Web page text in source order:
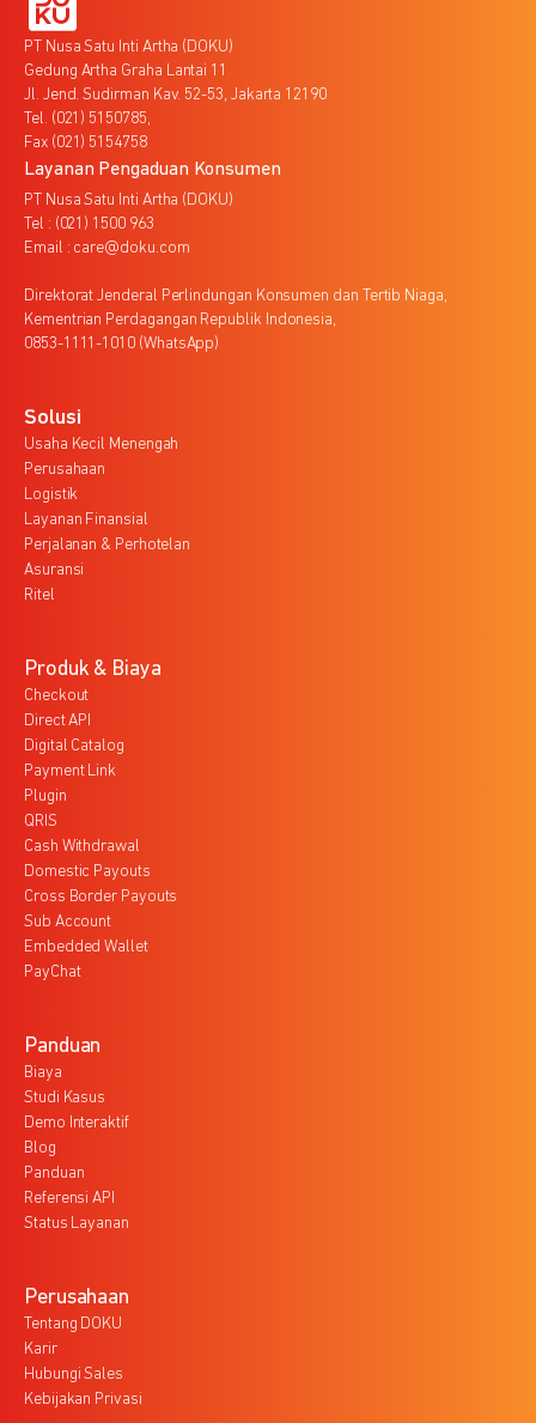
PT Nusa Satu Inti Artha (DOKU)
Gedung Artha Graha Lantai 11
Jl. Jend. Sudirman Kav. 52-53, Jakarta 12190
Tel. (021) 5150785,
Fax (021) 5154758
Layanan Pengaduan Konsumen
PT Nusa Satu Inti Artha (DOKU)
Tel : (021) 1500 963
Email : care@doku.com
Direktorat Jenderal Perlindungan Konsumen dan Tertib Niaga,
Kementrian Perdagangan Republik Indonesia,
0853-1111-1010 (WhatsApp)
Solusi
Usaha Kecil Menengah
Perusahaan
Logistik
Layanan Finansial
Perjalanan & Perhotelan
Asuransi
Ritel
Produk & Biaya
Checkout
Direct API
Digital Catalog
Payment Link
Plugin
QRIS
Cash Withdrawal
Domestic Payouts
Cross Border Payouts
Sub Account
Embedded Wallet
PayChat
Panduan
Biaya
Studi Kasus
Demo Interaktif
Blog
Panduan
Referensi API
Status Layanan
Perusahaan
Tentang DOKU
Karir
Hubungi Sales
Kebijakan Privasi